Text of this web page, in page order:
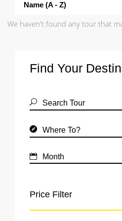
Name (a - Z)
We haven't found any tour that
Find Your
Price Filter